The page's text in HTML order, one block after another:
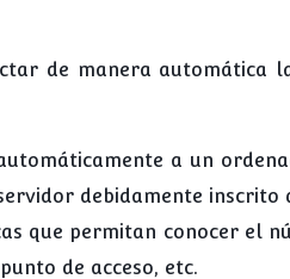
de manera
a un
debidamente
que permitan conocer el
de acceso, etc.